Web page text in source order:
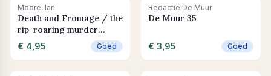
+ In winkelwagen
Moore, Ian
Death and Fromage / the
rip-roaring murder
mystery - now optioned
for TV
€ 4,95 Goed
+ In winkelwagen
Redactie De Muur
De Muur 35
€ 3,95 Goed